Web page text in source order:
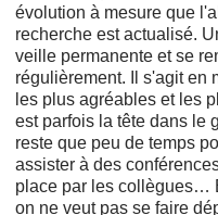
évolution à mesure que
recherche est actualisé.
veille permanente et se
régulièrement. Il s'agit en
les plus agréables et les
est parfois la tête dans le
reste que peu de temps
assister à des
place par les collègues…
on ne veut pas se faire